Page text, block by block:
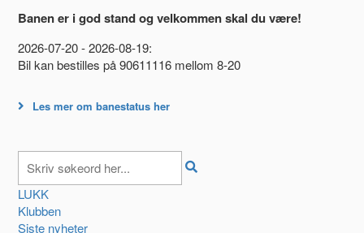
Banen er i god stand og velkommen skal du være!
2026-07-20 - 2026-08-19:
Bil kan bestilles på 90611116 mellom 8-20
Les mer om banestatus her
LUKK
Klubben
Siste nyheter